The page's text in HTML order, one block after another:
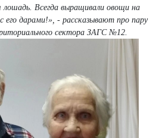
лошадь. Всегда выращивали овощи на
его дарами!», - рассказывают про пару
сектора ЗАГС №12.